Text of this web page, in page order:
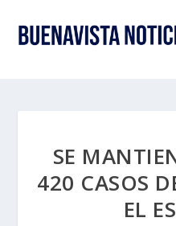
SE
420 CASOS
EL